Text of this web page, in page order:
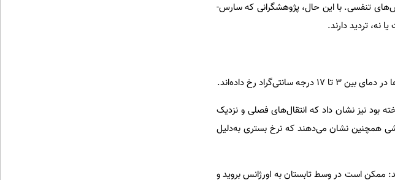
تنفسی. با این حال، پژوهشگرانی که سارس-
در کشورهای آفریقایی پرداخته بود نیز نشان داد که انتقال‌های فصلی و نزدیک
همچنین نشان می‌دهند که نرخ بستری به‌دلیل
ممکن است در وسط تابستان به اورژانس بروید و